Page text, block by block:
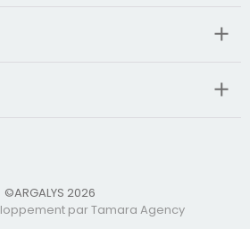
©ARGALYS 2026
par Tamara Agency